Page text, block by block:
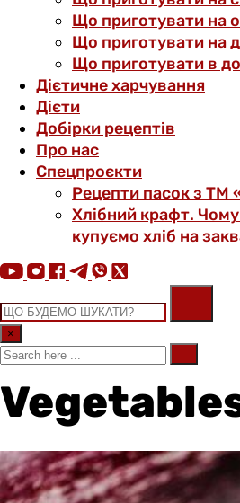
Що приготувати на
Що приготувати на
Що приготувати в
Дієтичне харчування
Дієти
Добірки рецептів
Про нас
Спецпроєкти
Рецепти пасок з ТМ
Хлібний крафт.
купуємо хліб на
×